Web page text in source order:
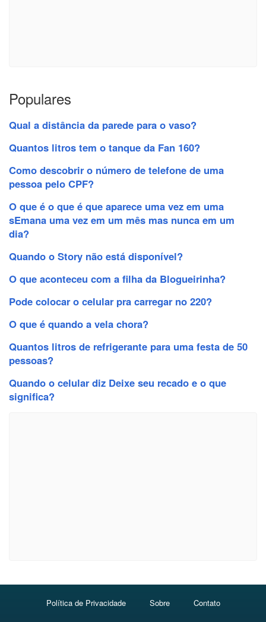
Populares
Qual a distância da parede para o vaso?
Quantos litros tem o tanque da Fan 160?
Como descobrir o número de telefone de uma
pessoa pelo CPF?
O que é o que é que aparece uma vez em uma
sEmana uma vez em um mês mas nunca em um
dia?
Quando o Story não está disponível?
O que aconteceu com a filha da Blogueirinha?
Pode colocar o celular pra carregar no 220?
O que é quando a vela chora?
Quantos litros de refrigerante para uma festa de 50
pessoas?
Quando o celular diz Deixe seu recado e o que
significa?
Política de Privacidade Sobre Contato